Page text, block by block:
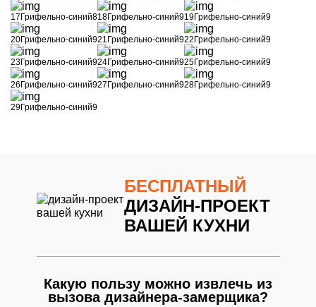
17Грифельно-синий818Грифельно-синий919Грифельно-синий9
20Грифельно-синий921Грифельно-синий922Грифельно-синий9
23Грифельно-синий924Грифельно-синий925Грифельно-синий9
26Грифельно-синий927Грифельно-синий928Грифельно-синий9
29Грифельно-синий9
БЕСПЛАТНЫЙ
ДИЗАЙН-ПРОЕКТ
ВАШЕЙ КУХНИ
Какую пользу можно извлечь из
вызова дизайнера-замерщика?